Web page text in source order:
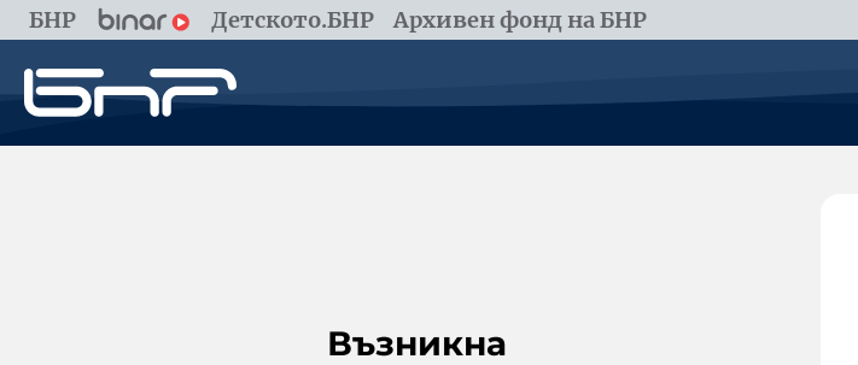
БНР Детското.БНР Архивен фонд на БНР
Възникна